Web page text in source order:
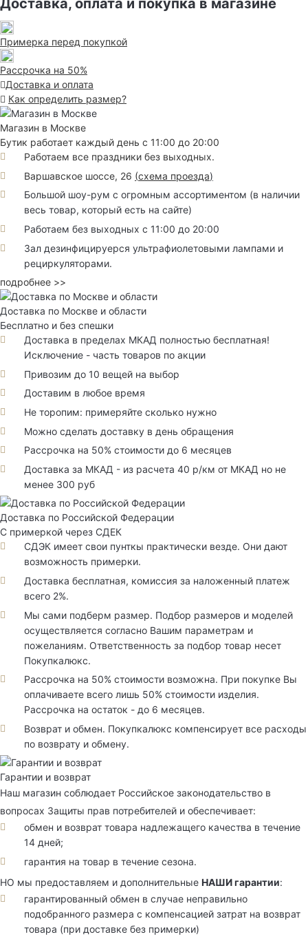
Доставка, оплата и покупка в магазине
Примерка перед покупкой
Рассрочка на 50%
Доставка и оплата
Как определить размер?
Магазин в Москве
Бутик работает каждый день с 11:00 до 20:00
Работаем все праздники без выходных.
Варшавское шоссе, 26 (схема проезда)
Большой шоу-рум с огромным ассортиментом (в наличии
весь товар, который есть на сайте)
Работаем без выходных с 11:00 до 20:00
Зал дезинфицируерся ультрафиолетовыми лампами и
рециркуляторами.
подробнее >>
Доставка по Москве и области
Бесплатно и без спешки
Доставка в пределах МКАД полностью бесплатная!
Исключение - часть товаров по акции
Привозим до 10 вещей на выбор
Доставим в любое время
Не торопим: примеряйте сколько нужно
Можно сделать доставку в день обращения
Рассрочка на 50% стоимости до 6 месяцев
Доставка за МКАД - из расчета 40 р/км от МКАД но не
менее 300 руб
Доставка по Российской Федерации
С примеркой через СДЕК
СДЭК имеет свои пунткы практически везде. Они дают
возможность примерки.
Доставка бесплатная, комиссия за наложенный платеж
всего 2%.
Мы сами подберм размер. Подбор размеров и моделей
осуществляется согласно Вашим параметрам и
пожеланиям. Ответственность за подбор товар несет
Покупкалюкс.
Рассрочка на 50% стоимости возможна. При покупке Вы
оплачиваете всего лишь 50% стоимости изделия.
Рассрочка на остаток - до 6 месяцев.
Возврат и обмен. Покупкалюкс компенсирует все расходы
по возврату и обмену.
Гарантии и возврат
Наш магазин соблюдает Российское законодательство в
вопросах Защиты прав потребителей и обеспечивает:
обмен и возврат товара надлежащего качества в течение
14 дней;
гарантия на товар в течение сезона.
НО мы предоставляем и дополнительные НАШИ гарантии:
гарантированный обмен в случае неправильно
подобранного размера с компенсацией затрат на возврат
товара (при доставке без примерки)